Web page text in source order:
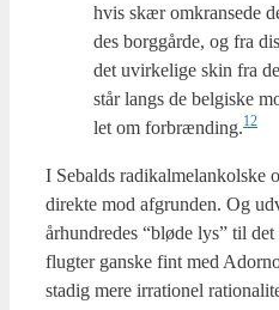
hvis skær omkran­se­de
des borg­går­de, og fra
det uvir­ke­li­ge skin fra
står langs de bel­gi­ske
let om forbrænding.12
I Sebalds radi­kal­melan­kol­ske
direk­te mod afgrun­den. Og
århund­re­des “blø­de lys” til
flug­ter gan­ske fint med
sta­dig mere irra­tio­nel